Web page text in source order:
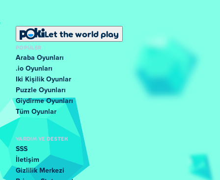
Let the world play
POPÜLER
Araba Oyunları
.io Oyunları
Iki Kişilik Oyunlar
Puzzle Oyunları
Giydirme Oyunları
Tüm Oyunlar
YARDIM VE DESTEK
SSS
İletişim
Gizlilik Merkezi